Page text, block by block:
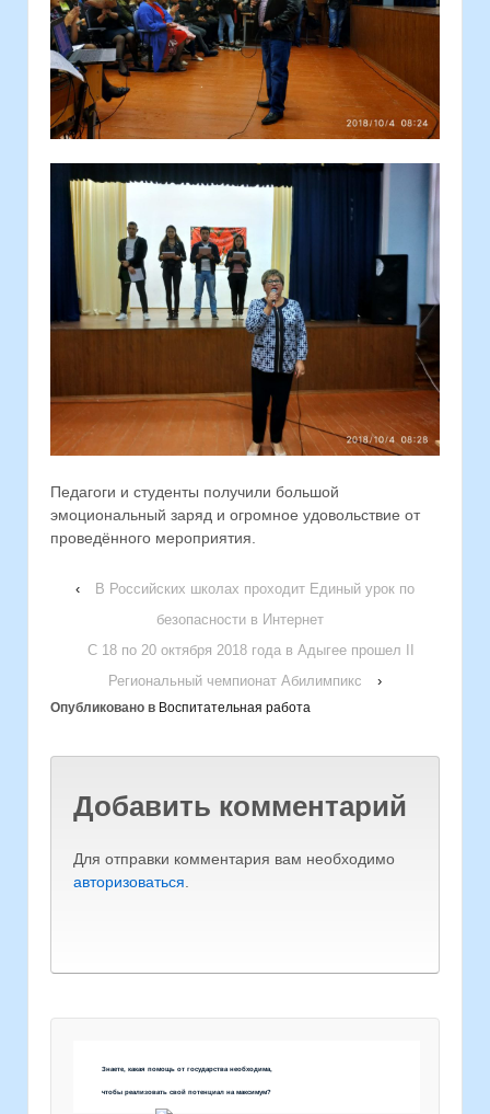
Педагоги и студенты получили большой
эмоциональный заряд и огромное удовольствие от
проведённого мероприятия.
‹
В Российских школах проходит Единый урок по
безопасности в Интернет
С 18 по 20 октября 2018 года в Адыгее прошел II
Региональный чемпионат Абилимпикс
›
Опубликовано в Воспитательная работа
Добавить комментарий
Для отправки комментария вам необходимо
авторизоваться
Знаете, какая помощь от государства необходима,
чтобы реализовать свой потенциал на максимум?